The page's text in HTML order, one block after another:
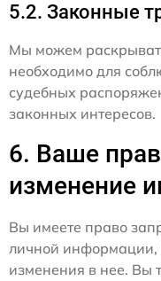
5.2. Законные
Мы можем
необходимо для
судебных
законных интересов.
6. Ваше
изменение
Вы имеете право
личной информации,
изменения в нее. Вы